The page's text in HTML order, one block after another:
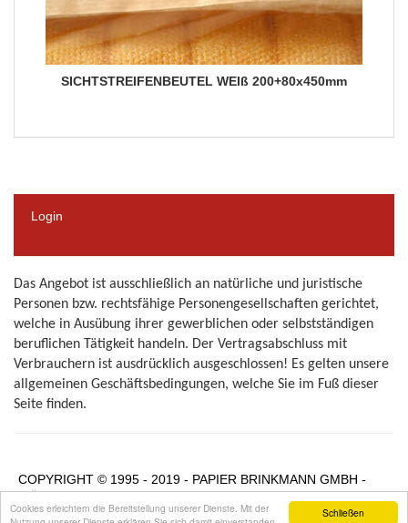
Schließen
Cookies erleichtern die Bereitstellung unserer Dienste. Mit der
SICHTSTREIFENBEUTEL WEIß 200+80x450mm
Login
Das Angebot ist ausschließlich an natürliche und juristische
Personen bzw. rechtsfähige Personengesellschaften gerichtet,
welche in Ausübung ihrer gewerblichen oder selbstständigen
beruflichen Tätigkeit handeln. Der Vertragsabschluss mit
Verbrauchern ist ausdrücklich ausgeschlossen! Es gelten unsere
allgemeinen Geschäftsbedingungen, welche Sie im Fuß dieser
Seite finden.
COPYRIGHT © 1995 - 2019 - PAPIER BRINKMANN GMBH -
Kontakt
Widerrufsbelehrung
Datenschutzerklärung